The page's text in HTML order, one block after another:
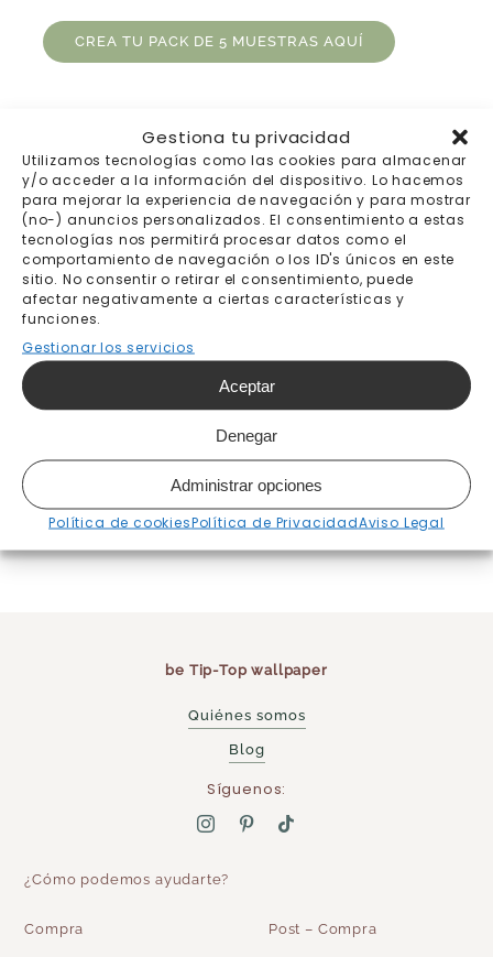
Gestiona tu privacidad
Utilizamos tecnologías como las cookies para almacenar
y/o acceder a la información del dispositivo. Lo hacemos
para mejorar la experiencia de navegación y para mostrar
(no-) anuncios personalizados. El consentimiento a estas
tecnologías nos permitirá procesar datos como el
comportamiento de navegación o los ID's únicos en este
sitio. No consentir o retirar el consentimiento, puede
afectar negativamente a ciertas características y
funciones.
Gestionar los servicios
Aceptar
Denegar
Administrar opciones
Política de cookiesPolítica de PrivacidadAviso Legal
CREA TU PACK DE 5 MUESTRAS AQUÍ
Envíos gratis a
Destinos y precios
be Tip-Top wallpaper
Quiénes somos
Blog
Síguenos:
¿Cómo podemos ayudarte?
Compra Post – Compra